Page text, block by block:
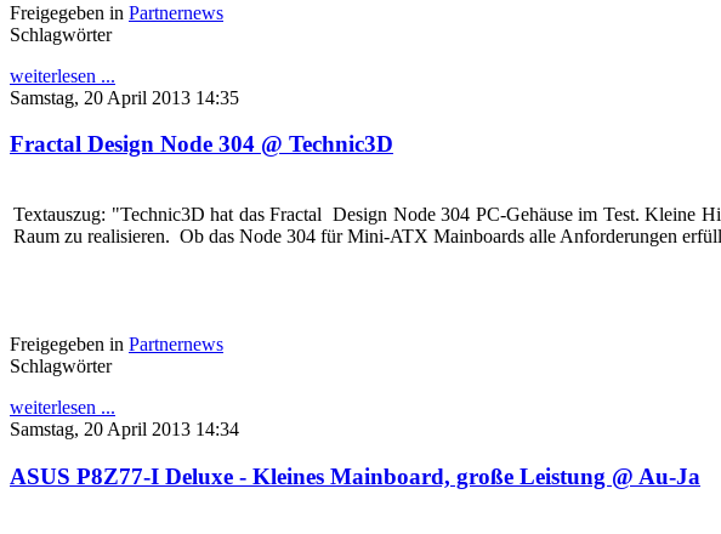
Freigegeben in Partnernews
Schlagwörter
weiterlesen ...
Samstag, 20 April 2013 14:35
Fractal Design Node 304 @ Technic3D
Textauszug: "Technic3D hat das Fractal Design Node 304 PC-Gehäuse im Test. Kleine
Raum zu realisieren. Ob das Node 304 für Mini-ATX Mainboards alle Anforderungen
Freigegeben in Partnernews
Schlagwörter
weiterlesen ...
Samstag, 20 April 2013 14:34
ASUS P8Z77-I Deluxe - Kleines Mainboard, große Leistung @ Au-Ja